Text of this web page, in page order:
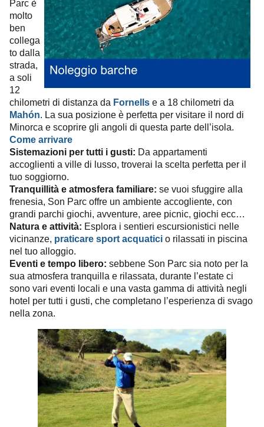
Parc è
molto
ben
collega
to dalla
strada,
a soli
12
chilometri di distanza da Fornells e a 18 chilometri da
Mahón. La sua posizione è perfetta per visitare il nord di
Minorca e scoprire gli angoli di questa parte dell’isola.
Come arrivare
Sistemazioni per tutti i gusti: Da appartamenti
accoglienti a ville di lusso, troverai la scelta perfetta per il
tuo soggiorno.
Tranquillità e atmosfera familiare: se vuoi sfuggire alla
frenesia, Son Parc offre un ambiente accogliente, con
grandi parchi giochi, avventure, aree picnic, giochi ecc…
Natura e attività: Esplora i sentieri escursionistici nelle
vicinanze, praticare sport acquatici o rilassati in piscina
nel tuo alloggio.
Eventi e tempo libero: sebbene Son Parc sia noto per la
sua atmosfera tranquilla e rilassata, durante l’estate ci
sono vari eventi locali e una vasta gamma di attività negli
hotel per tutti i gusti, che completano l’esperienza di svago
nella zona.